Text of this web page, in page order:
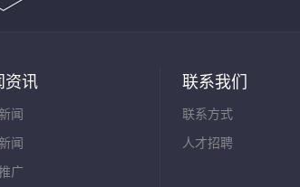
资讯
闻
闻
广
联系我们
联系方式
人才招聘